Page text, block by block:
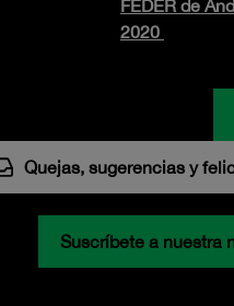
FEDER de
2020
Quejas, sugerencias y
Suscríbete a nuestra